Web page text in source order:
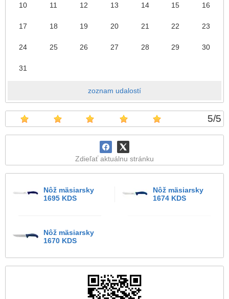
10 11 12 13 14 15 16
17 18 19 20 21 22 23
24 25 26 27 28 29 30
31
zoznam udalostí
5/5
Zdieľať aktuálnu stránku
Nôž mäsiarsky
1695 KDS
Nôž mäsiarsky
1674 KDS
Nôž mäsiarsky
1670 KDS